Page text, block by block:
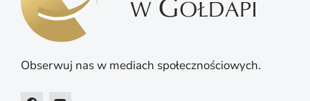
Obserwuj nas w mediach społecznościowych.